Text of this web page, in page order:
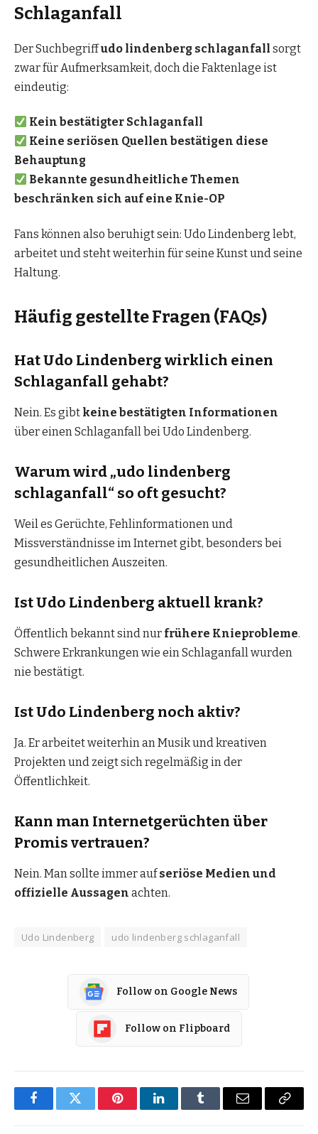
Schlaganfall
Der Suchbegriffudo lindenberg schlaganfall sorgt
zwar für Aufmerksamkeit, doch die Faktenlage ist
eindeutig:
Kein bestätigter Schlaganfall
Keine seriösen Quellen bestätigen diese
Behauptung
Bekannte gesundheitliche Themen
beschränken sich auf eine Knie-OP
Fans können also beruhigt sein: Udo Lindenberg lebt,
arbeitet und steht weiterhin für seine Kunst und seine
Haltung.
Häufig gestellte Fragen (FAQs)
Hat Udo Lindenberg wirklich einen
Schlaganfall gehabt?
Nein. Es gibt keine bestätigten Informationen
über einen Schlaganfall bei Udo Lindenberg.
Warum wird „udo lindenberg
schlaganfall“ so oft gesucht?
Weil es Gerüchte, Fehlinformationen und
Missverständnisse im Internet gibt, besonders bei
gesundheitlichen Auszeiten.
Ist Udo Lindenberg aktuell krank?
Öffentlich bekannt sind nur frühere Knieprobleme.
Schwere Erkrankungen wie ein Schlaganfall wurden
nie bestätigt.
Ist Udo Lindenberg noch aktiv?
Ja. Er arbeitet weiterhin an Musik und kreativen
Projekten und zeigt sich regelmäßig in der
Öffentlichkeit.
Kann man Internetgerüchten über
Promis vertrauen?
Nein. Man sollte immer aufseriöse Medien und
offizielle Aussagen achten.
Udo Lindenberg udo lindenberg schlaganfall
Follow on Google News
Follow on Flipboard
FacebookTwitter PinterestLinkedInTumblr Email
Copy